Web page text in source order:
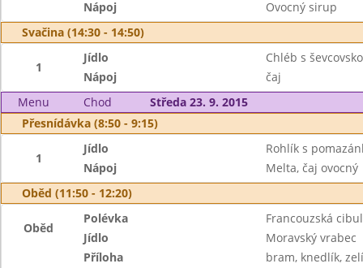
Nápoj
Ovocný sirup
Svačina (14:30 - 14:50)
1
Jídlo
Chléb s
Nápoj
čaj
Menu
Chod
Středa 23. 9. 2015
Přesnídávka (8:50 - 9:15)
1
Jídlo
Rohlík s
Nápoj
Melta, čaj ovocný
Oběd (11:50 - 12:20)
Oběd
Polévka
Francouzská
Jídlo
Moravský vrabec
Příloha
bram, knedlík, zelí